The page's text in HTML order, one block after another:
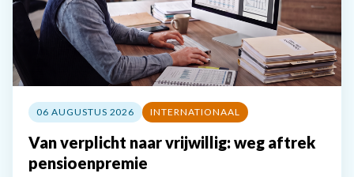
06 AUGUSTUS 2026 INTERNATIONAAL
Van verplicht naar vrijwillig: weg aftrek
pensioenpremie